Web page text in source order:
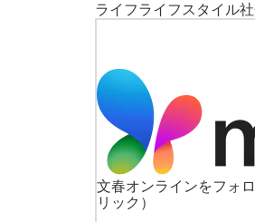
ライフライフスタイル
文春オンラインをフォ
リック）